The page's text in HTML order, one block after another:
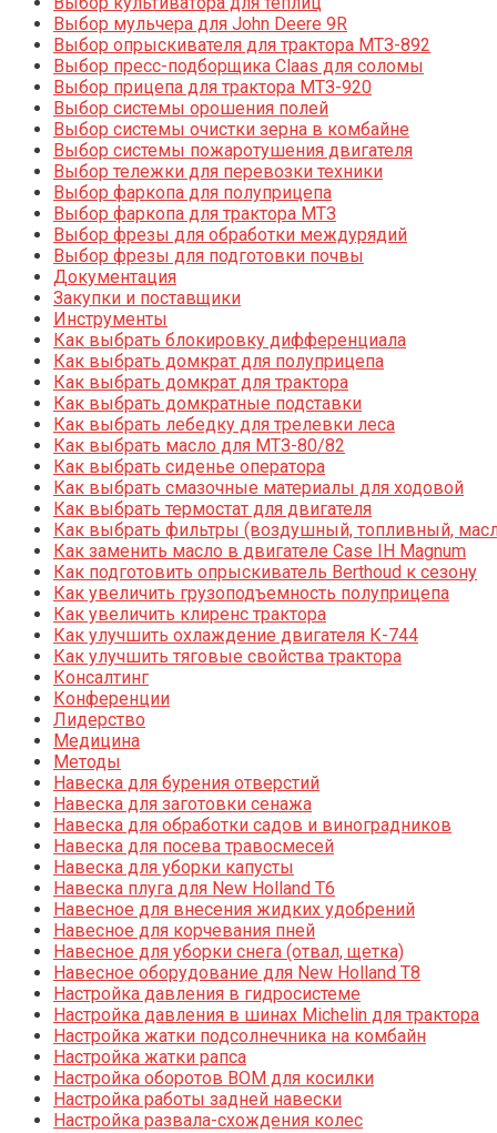
Выбор мульчера для John Deere 9R
Выбор опрыскивателя для трактора МТЗ-892
Выбор пресс-подборщика Claas для соломы
Выбор прицепа для трактора МТЗ-920
Выбор системы орошения полей
Выбор системы очистки зерна в комбайне
Выбор системы пожаротушения двигателя
Выбор тележки для перевозки техники
Выбор фаркопа для полуприцепа
Выбор фаркопа для трактора МТЗ
Выбор фрезы для обработки междурядий
Выбор фрезы для подготовки почвы
Документация
Закупки и поставщики
Инструменты
Как выбрать блокировку дифференциала
Как выбрать домкрат для полуприцепа
Как выбрать домкрат для трактора
Как выбрать домкратные подставки
Как выбрать лебедку для трелевки леса
Как выбрать масло для МТЗ-80/82
Как выбрать сиденье оператора
Как выбрать смазочные материалы для ходовой
Как выбрать термостат для двигателя
Как выбрать фильтры (воздушный, топливный,
Как заменить масло в двигателе Case IH Magnum
Как подготовить опрыскиватель Berthoud к сезону
Как увеличить грузоподъемность полуприцепа
Как увеличить клиренс трактора
Как улучшить охлаждение двигателя К-744
Как улучшить тяговые свойства трактора
Консалтинг
Конференции
Лидерство
Медицина
Методы
Навеска для бурения отверстий
Навеска для заготовки сенажа
Навеска для обработки садов и виноградников
Навеска для посева травосмесей
Навеска для уборки капусты
Навеска плуга для New Holland T6
Навесное для внесения жидких удобрений
Навесное для корчевания пней
Навесное для уборки снега (отвал, щетка)
Навесное оборудование для New Holland T8
Настройка давления в гидросистеме
Настройка давления в шинах Michelin для трактора
Настройка жатки подсолнечника на комбайн
Настройка жатки рапса
Настройка оборотов ВОМ для косилки
Настройка работы задней навески
Настройка развала-схождения колес